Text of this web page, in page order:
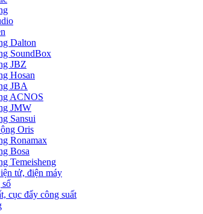
Dalton
SoundBox
JBZ
Hosan
JBA
ACNOS
JMW
Sansui
Oris
Ronamax
Bosa
Temeisheng
tử, điện máy
số
cục đẩy công suất